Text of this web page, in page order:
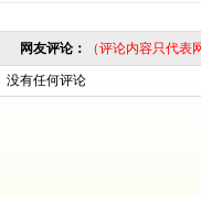
网友评论： （评论内容只代
没有任何评论